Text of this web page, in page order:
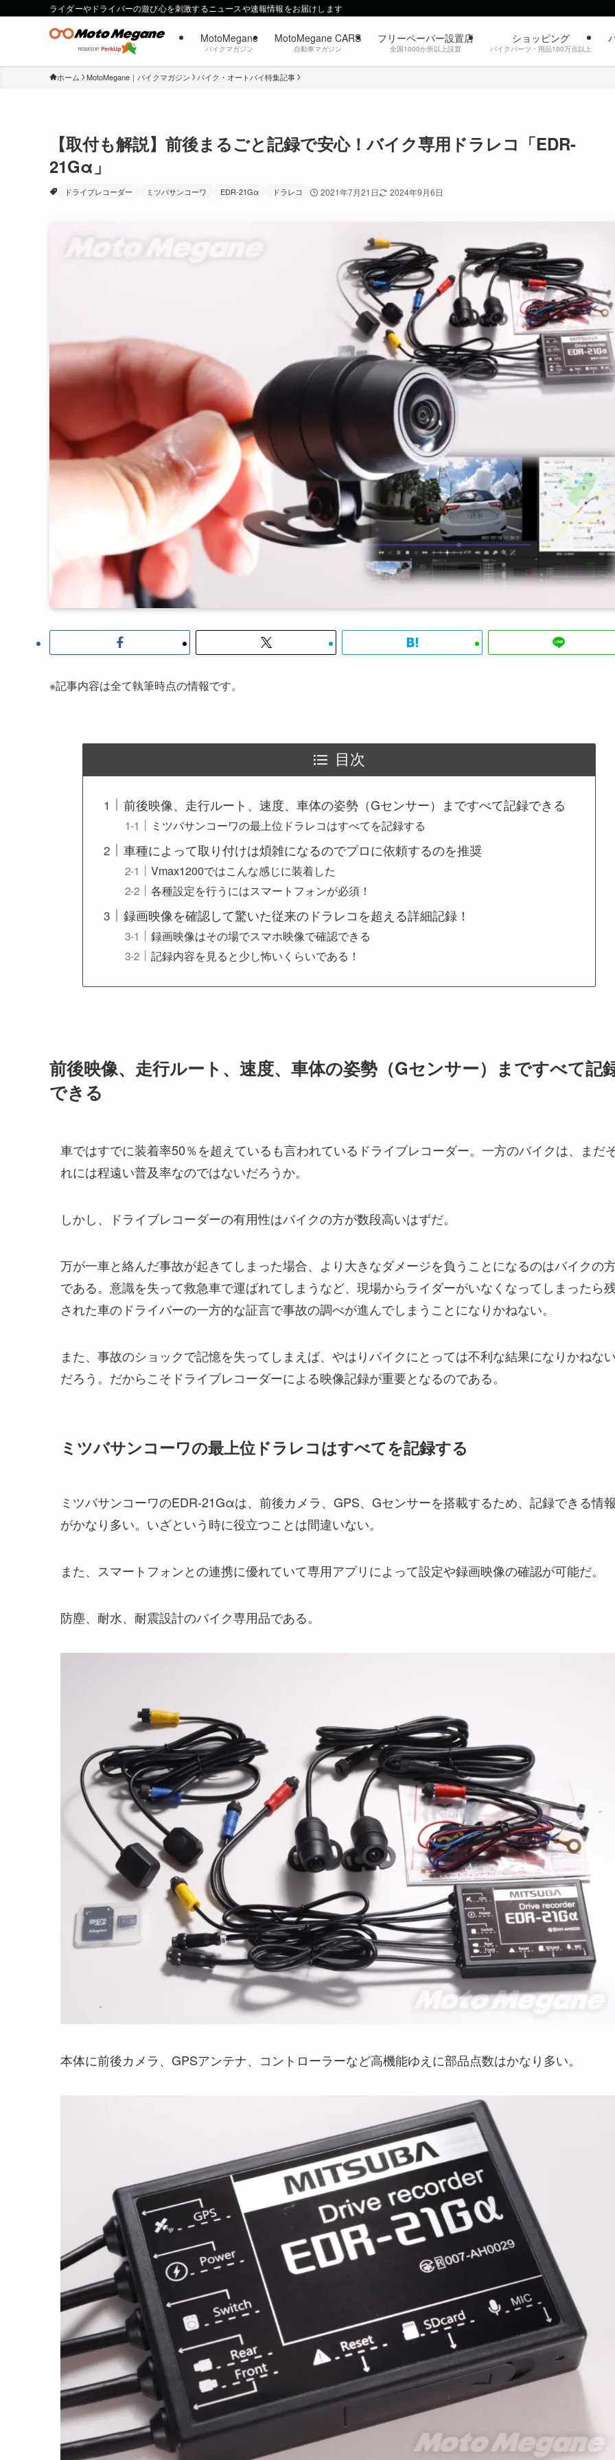
ライダーやドライバーの遊び心を刺激するニュースや速報情報をお届けします
MotoMegane
バイクマガジン
MotoMegane CARS
自動車マガジン
フリーペーパー設置店
全国1000か所以上設置
ショッピング
バイクパーツ・用品100万点以上
ホーム MotoMegane｜バイクマガジン バイク・オートバイ特集記事
【取付も解説】前後まるごと記録で安心！バイク専用ドラレコ「EDR-
21Gα」
ドライブレコーダー ミツバサンコーワ EDR-21Gα ドラレコ 2021年7月21日 2024年9月6日
※記事内容は全て執筆時点の情報です。
目次
前後映像、走行ルート、速度、車体の姿勢（Gセンサー）まですべて記録できる
ミツバサンコーワの最上位ドラレコはすべてを記録する
車種によって取り付けは煩雑になるのでプロに依頼するのを推奨
Vmax1200ではこんな感じに装着した
各種設定を行うにはスマートフォンが必須！
録画映像を確認して驚いた従来のドラレコを超える詳細記録！
録画映像はその場でスマホ映像で確認できる
記録内容を見ると少し怖いくらいである！
前後映像、走行ルート、速度、車体の姿勢（Gセンサー）まですべて記
できる
車ではすでに装着率50％を超えているも言われているドライブレコーダー。一方のバイクは、まだ
れには程遠い普及率なのではないだろうか。
しかし、ドライブレコーダーの有用性はバイクの方が数段高いはずだ。
万が一車と絡んだ事故が起きてしまった場合、より大きなダメージを負うことになるのはバイクの
である。意識を失って救急車で運ばれてしまうなど、現場からライダーがいなくなってしまったら
された車のドライバーの一方的な証言で事故の調べが進んでしまうことになりかねない。
また、事故のショックで記憶を失ってしまえば、やはりバイクにとっては不利な結果になりかねな
だろう。だからこそドライブレコーダーによる映像記録が重要となるのである。
ミツバサンコーワの最上位ドラレコはすべてを記録する
ミツバサンコーワのEDR-21Gαは、前後カメラ、GPS、Gセンサーを搭載するため、記録できる情
がかなり多い。いざという時に役立つことは間違いない。
また、スマートフォンとの連携に優れていて専用アプリによって設定や録画映像の確認が可能だ。
防塵、耐水、耐震設計のバイク専用品である。
本体に前後カメラ、GPSアンテナ、コントローラーなど高機能ゆえに部品点数はかなり多い。